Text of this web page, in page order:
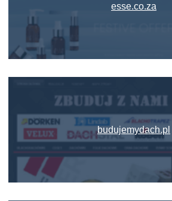
esse.co.za
budujemydach.pl